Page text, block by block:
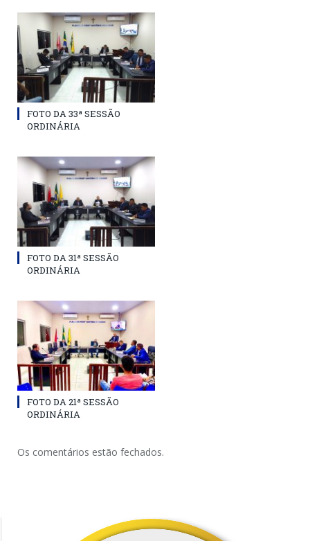
FOTO DA 33ª SESSÃO
ORDINÁRIA
FOTO DA 31ª SESSÃO
ORDINÁRIA
FOTO DA 21ª SESSÃO
ORDINÁRIA
Os comentários estão fechados.